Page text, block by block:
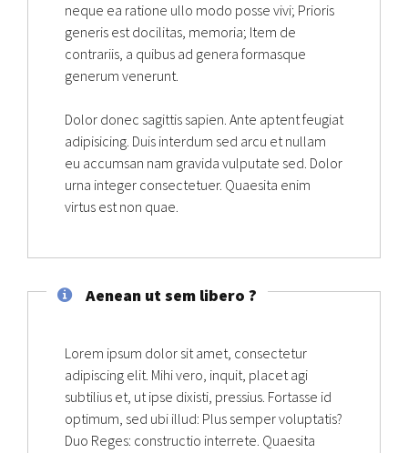
neque ea ratione ullo modo posse vivi; Prioris
generis est docilitas, memoria; Item de
contrariis, a quibus ad genera formasque
generum venerunt.
Dolor donec sagittis sapien. Ante aptent feugiat
adipisicing. Duis interdum sed arcu et nullam
eu accumsan nam gravida vulputate sed. Dolor
urna integer consectetuer. Quaesita enim
virtus est non quae.
Aenean ut sem libero ?
Lorem ipsum dolor sit amet, consectetur
adipiscing elit. Mihi vero, inquit, placet agi
subtilius et, ut ipse dixisti, pressius. Fortasse id
optimum, sed ubi illud: Plus semper voluptatis?
Duo Reges: constructio interrete. Quaesita